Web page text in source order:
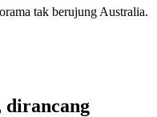
tak berujung Australia.
dirancang